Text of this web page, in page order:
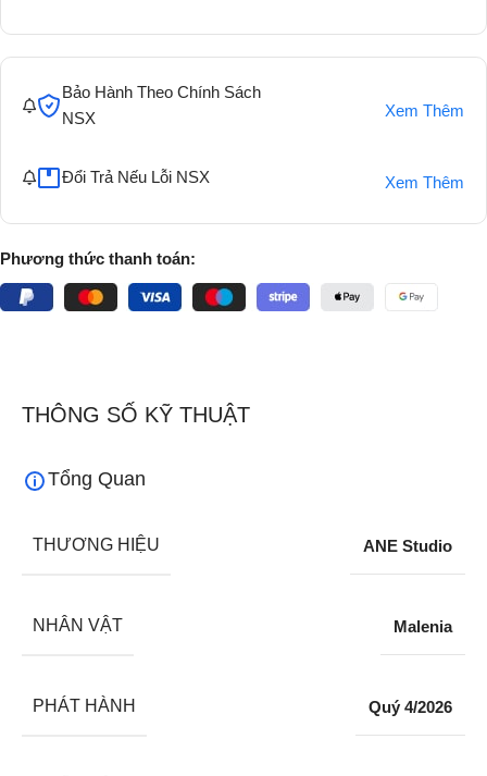
Bảo Hành Theo Chính Sách
NSX
Xem Thêm
Đổi Trả Nếu Lỗi NSX Xem Thêm
Phương thức thanh toán:
THÔNG SỐ KỸ THUẬT
Tổng Quan
THƯƠNG HIỆU ANE Studio
NHÂN VẬT Malenia
PHÁT HÀNH Quý 4/2026